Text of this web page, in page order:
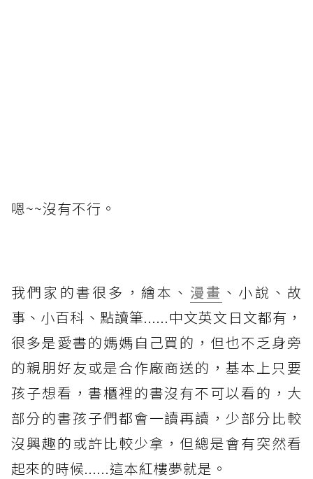
嗯~~沒有不行。
我們家的書很多，繪本、 漫畫 、小說、故
事、小百科、點讀筆......中文英文日文都有，
很多是愛書的媽媽自己買的，但也不乏身旁
的親朋好友或是合作廠商送的，基本上只要
孩子想看，書櫃裡的書沒有不可以看的，大
部分的書孩子們都會一讀再讀，少部分比較
沒興趣的或許比較少拿，但總是會有突然看
起來的時候......這本紅樓夢就是。